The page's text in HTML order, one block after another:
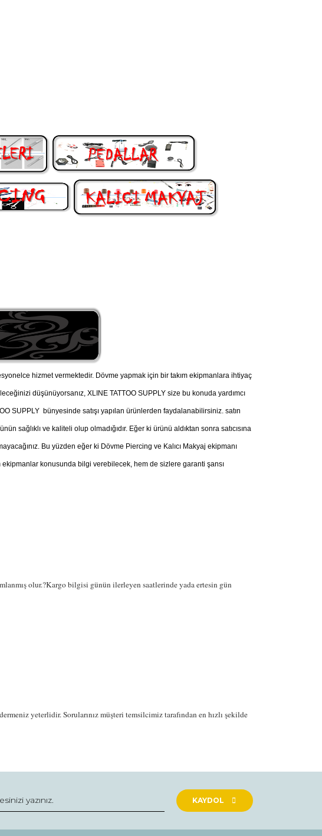
hizmet vermektedir. Dövme yapmak için bir takım ekipmanlara ihtiyaç
düşünüyorsanız, XLINE TATTOO SUPPLY size bu konuda yardımcı
SUPPLY bünyesinde satışı yapılan ürünlerden faydalanabilirsiniz. satın
sağlıklı ve kaliteli olup olmadığıdır. Eğer ki ürünü aldıktan sonra satıcısına
Bu yüzden eğer ki Dövme Piercing ve Kalıcı Makyaj ekipmanı
konusunda bilgi verebilecek, hem de sizlere garanti şansı
olur.?Kargo bilgisi günün ilerleyen saatlerinde yada ertesin gün
yeterlidir. Sorularınız müşteri temsilcimiz tarafından en hızlı şekilde
KAYDOL